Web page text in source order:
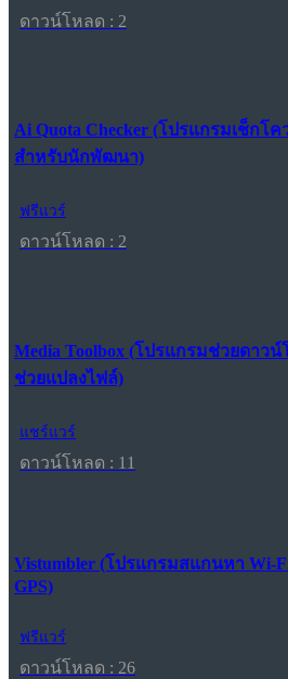
ดาวน์โหลด : 2
Ai Quota Checker (โปรแกรมเช็กโ
สำหรับนักพัฒนา)
ฟรีแวร์
ดาวน์โหลด : 2
Media Toolbox (โปรแกรมช่วยดาว
ช่วยแปลงไฟล์)
แชร์แวร์
ดาวน์โหลด : 11
Vistumbler (โปรแกรมสแกนหา Wi-
GPS)
ฟรีแวร์
ดาวน์โหลด : 26